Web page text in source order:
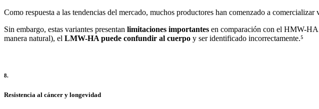
Como respuesta a las tendencias del mercado, muchos productores han comenzado a
Sin embargo, estas variantes presentan limitaciones importantes en comparación con el HMW-
manera natural), el LMW-HA puede confundir al cuerpo y ser identificado incorrectamente.⁵
8.
Resistencia al cáncer y longevidad